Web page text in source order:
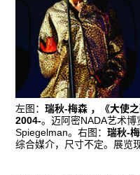
ART & EDUCATION
广告
订阅
往期内容
左图：瑞秋-梅森 ，《大使
2004-。迈阿密NADA艺术
Spiegelman。右图：瑞秋-
综合媒介，尺寸不定。展览